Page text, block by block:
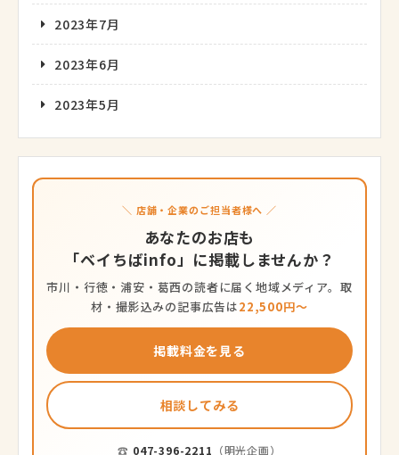
2023年7月
2023年6月
2023年5月
＼ 店舗・企業のご担当者様へ ／
あなたのお店も
「ベイちばinfo」に掲載しませんか？
市川・行徳・浦安・葛西の読者に届く地域メディア。取
材・撮影込みの記事広告は22,500円〜
掲載料金を見る
相談してみる
☎ 047-396-2211 （明光企画）